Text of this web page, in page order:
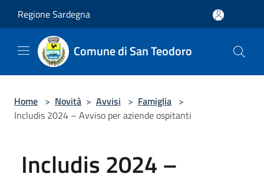
Regione Sardegna
Comune di San Teodoro
Home > Novità > Avvisi > Famiglia >
Includis 2024 – Avviso per aziende ospitanti
Includis 2024 –